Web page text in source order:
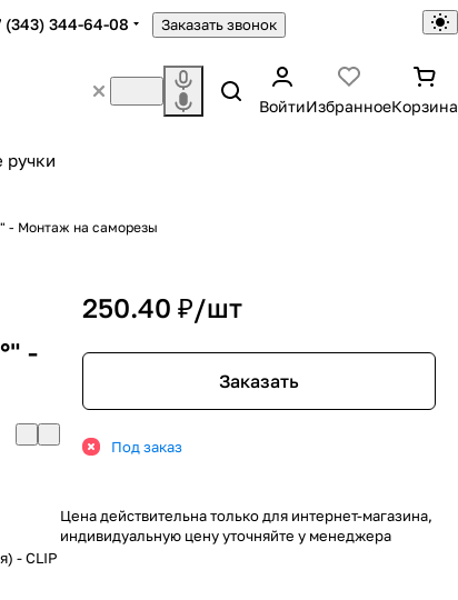
(343) 344-64-08 Заказать звонок
ВойтиИзбранноеКорзина
ручки
- Монтаж на саморезы
-
- CLIP
250.40 ₽/шт
Заказать
Под заказ
Цена действительна только для интернет-магазина,
индивидуальную цену уточняйте у менеджера